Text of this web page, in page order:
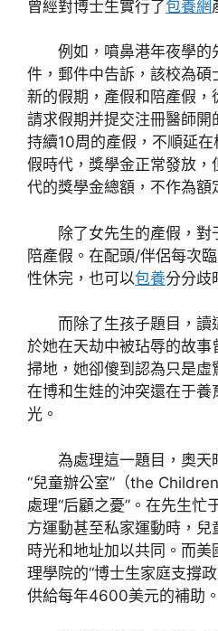
曾經對博士生實行了包養網
例如，噴鼻港年夜學的
件，郵件中告訴，該校為碩
新的假期，產假和陪產假，
請求假期并提交注冊醫師
持續10周的產假，不順延在
假時代，獎學金正常發放
代的獎學金總額，不作為額
除了女先生的產假，對
陪產假。在配頭/伴侶每次
性休完，也可以包養分分歧
而除了生孩子題目，讀
於她在天劫中被玷辱的故事
掃地，她卻傻到認為只是
在博和生娃的沖突還在于養
光。
為處理這一題目，奧天
“兒童辦公室”（the
處理“后顧之憂”。在先生忙
方運動甚至私家運動時，
時光和地址加以共同。而美
理學院的“博士生家庭支撐
供給每年4600美元的補助。